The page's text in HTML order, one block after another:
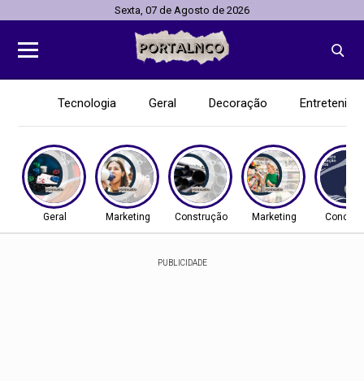
Sexta, 07 de Agosto de 2026
Tecnologia Geral Decoração
Geral Marketing Construção Marketing
PUBLICIDADE